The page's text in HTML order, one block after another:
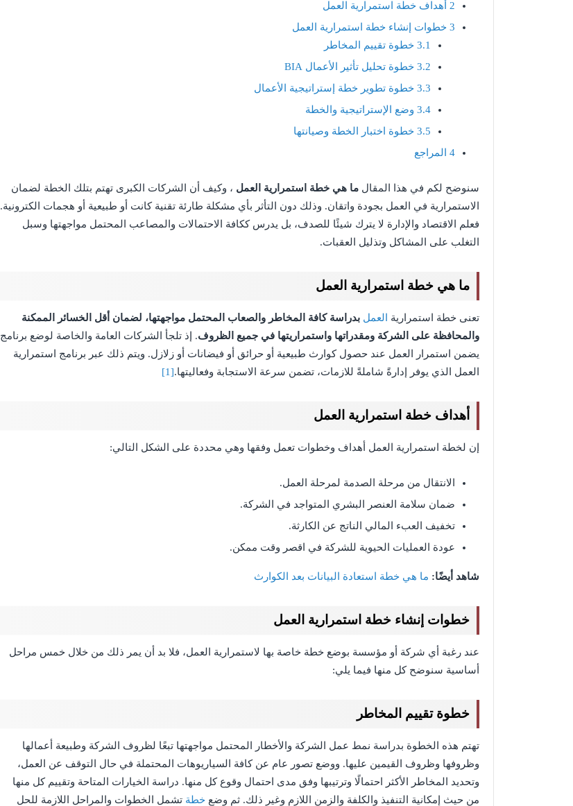
2 أهداف خطة استمرارية العمل
3 خطوات إنشاء خطة استمرارية العمل
3.1 خطوة تقييم المخاطر
3.2 خطوة تحليل تأثير الأعمال BIA
3.3 خطوة تطوير خطة إستراتيجية الأعمال
3.4 وضع الإستراتيجية والخطة
3.5 خطوة اختبار الخطة وصيانتها
4 المراجع
سنوضح لكم في هذا المقال ما هي خطة استمرارية العمل ، وكيف أن الشركات الكبرى تهتم بتلك الخطة لضمان
الاستمرارية في العمل بجودة واتقان. وذلك دون التأثر بأي مشكلة طارئة تقنية كانت أو طبيعية أو هجمات الكترونية.
فعلم الاقتصاد والإدارة لا يترك شيئًا للصدف، بل يدرس ككافة الاحتمالات والمصاعب المحتمل مواجهتها وسبل
التغلب على المشاكل وتذليل العقبات.
ما هي خطة استمرارية العمل
تعنى خطة استمرارية العمل بدراسة كافة المخاطر والصعاب المحتمل مواجهتها، لضمان أقل الخسائر الممكنة
والمحافظة على الشركة ومقدراتها واستمراريتها في جميع الظروف. إذ تلجأ الشركات العامة والخاصة لوضع برنامج
يضمن استمرار العمل عند حصول كوارث طبيعية أو حرائق أو فيضانات أو زلازل. ويتم ذلك عبر برنامج استمرارية
العمل الذي يوفر إدارةً شاملةً للازمات، تضمن سرعة الاستجابة وفعاليتها.[1]
أهداف خطة استمرارية العمل
إن لخطة استمرارية العمل أهداف وخطوات تعمل وفقها وهي محددة على الشكل التالي:
الانتقال من مرحلة الصدمة لمرحلة العمل.
ضمان سلامة العنصر البشري المتواجد في الشركة.
تخفيف العبء المالي الناتج عن الكارثة.
عودة العمليات الحيوية للشركة في اقصر وقت ممكن.
شاهد أيضًا: ما هي خطة استعادة البيانات بعد الكوارث
خطوات إنشاء خطة استمرارية العمل
عند رغبة أي شركة أو مؤسسة بوضع خطة خاصة بها لاستمرارية العمل، فلا بد أن يمر ذلك من خلال خمس مراحل
أساسية سنوضح كل منها فيما يلي:
خطوة تقييم المخاطر
تهتم هذه الخطوة بدراسة نمط عمل الشركة والأخطار المحتمل مواجهتها تبعًا لظروف الشركة وطبيعة أعمالها
وظروفها وظروف القيمين عليها. ووضع تصور عام عن كافة السياريوهات المحتملة في حال التوقف عن العمل،
وتحديد المخاطر الأكثر احتمالًا وترتيبها وفق مدى احتمال وقوع كل منها. دراسة الخيارات المتاحة وتقييم كل منها
من حيث إمكانية التنفيذ والكلفة والزمن اللازم وغير ذلك. ثم وضع خطة تشمل الخطوات والمراحل اللازمة للحل